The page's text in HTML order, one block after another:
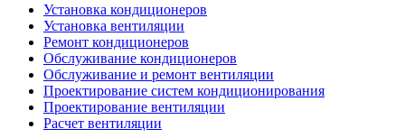
Установка кондиционеров
Установка вентиляции
Ремонт кондиционеров
Обслуживание кондиционеров
Обслуживание и ремонт вентиляции
Проектирование систем кондиционирования
Проектирование вентиляции
Расчет вентиляции